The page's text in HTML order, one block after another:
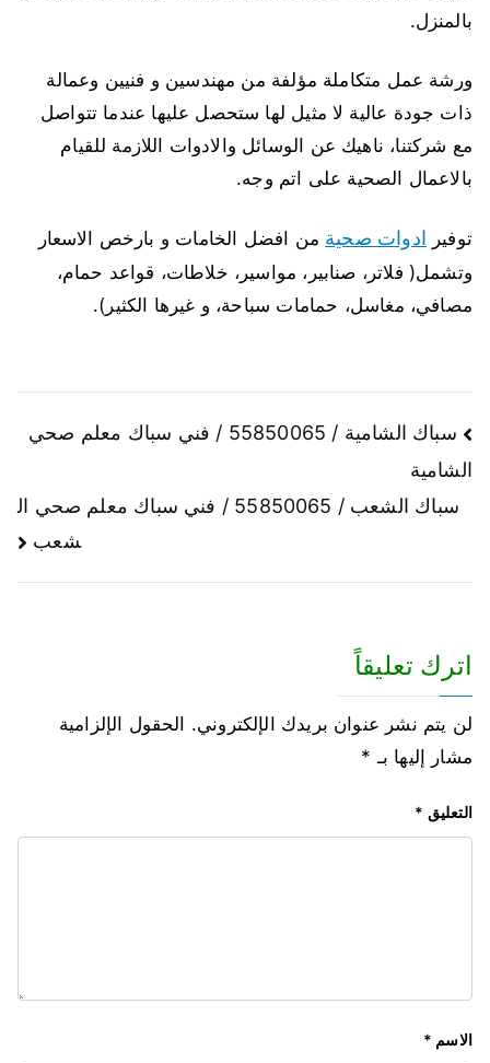
بالمنزل.
ورشة عمل متكاملة مؤلفة من مهندسين و فنيين وعمالة
ذات جودة عالية لا مثيل لها ستحصل عليها عندما تتواصل
مع شركتنا، ناهيك عن الوسائل والادوات اللازمة للقيام
بالاعمال الصحية على اتم وجه.
توفير ادوات صحية من افضل الخامات و بارخص الاسعار
وتشمل( فلاتر، صنابير، مواسير، خلاطات، قواعد حمام،
مصافي، مغاسل، حمامات سباحة، و غيرها الكثير).
سباك الشامية / 55850065 / فني سباك معلم صحي
الشامية
سباك الشعب / 55850065 / فني سباك معلم صحي ال
شعب
اترك تعليقاً
لن يتم نشر عنوان بريدك الإلكتروني.
الحقول الإلزامية
مشار إليها بـ *
التعليق *
الاسم *